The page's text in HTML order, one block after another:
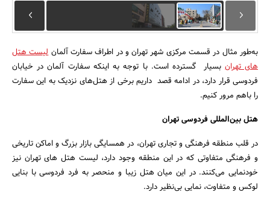
به‌طور مثال در قسمت مرکزی شهر تهران و در اطراف سفارت آلمانلیست هتل
های تهرانبسیار گسترده است. با توجه به اینکه سفارت آلمان در خیابان
فردوسی قرار دارد، در ادامه قصد داریم برخی از هتل‌های نزدیک به این سفارت
را باهم مرور کنیم.
هتل بین‌المللی فردوسی تهران
در قلب منطقه فرهنگی و تجاری تهران، در همسایگی بازار بزرگ و اماکن تاریخی
و فرهنگی متفاوتی که در این منطقه وجود دارد، لیست هتل های تهران نیز
خودنمایی می‌کنند. در این میان هتل زیبا و منحصر به فرد فردوسی با بنایی
لوکس و متفاوت، نمایی بی‌نظیر دارد.